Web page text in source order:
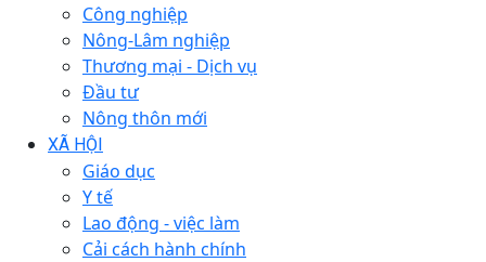
Công nghiệp
Nông-Lâm nghiệp
Thương mại - Dịch vụ
Đầu tư
Nông thôn mới
XÃ HỘI
Giáo dục
Y tế
Lao động - việc làm
Cải cách hành chính